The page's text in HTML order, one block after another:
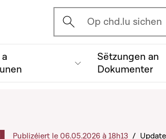
Ouvrir l'écran de
Op chd.lu sichen
Sëtzungen an
Dokumenter
Publizéiert le 06.05.2026 à 18h13 /